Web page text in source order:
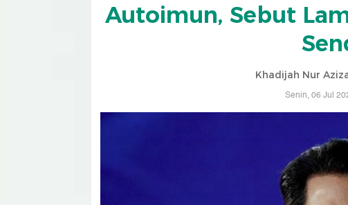
Autoimun, Sebut
Khadijah Nur
Senin, 06 Jul